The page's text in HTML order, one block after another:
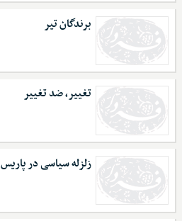
برندگان تیر
تغییر، ضد تغییر
زلزله سیاسی در پاریس